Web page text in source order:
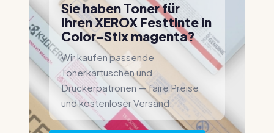
Sie haben Toner für
Ihren XEROX Festtinte in
Color-Stix magenta?
Wir kaufen passende
Tonerkartuschen und
Druckerpatronen — faire Preise
und kostenloser Versand.